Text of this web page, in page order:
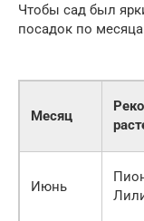
Чтобы сад был
посадок по
Месяц
Июнь